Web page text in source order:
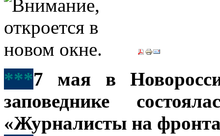
***7 мая в
заповеднике
«Журналисты на